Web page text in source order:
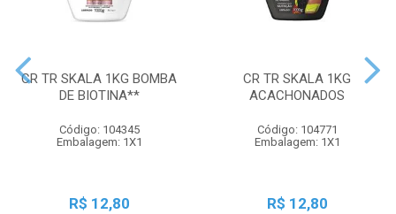
CR TR SKALA 1KG BOMBA
DE BIOTINA**
Código: 104345
Embalagem: 1X1
R$ 12,80
CR TR SKALA 1KG
ACACHONADOS
Código: 104771
Embalagem: 1X1
R$ 12,80